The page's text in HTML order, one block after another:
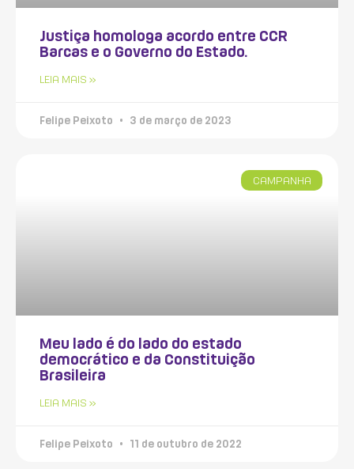
Justiça homologa acordo entre CCR
Barcas e o Governo do Estado.
LEIA MAIS »
Felipe Peixoto 3 de março de 2023
CAMPANHA
Meu lado é do lado do estado
democrático e da Constituição
Brasileira
LEIA MAIS »
Felipe Peixoto 11 de outubro de 2022